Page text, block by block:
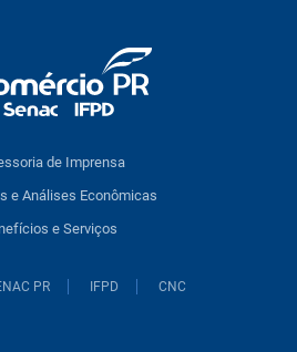
de Imprensa
e Análises Econômicas
e Serviços
PR IFPD CNC